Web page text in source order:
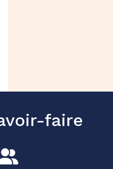
faire